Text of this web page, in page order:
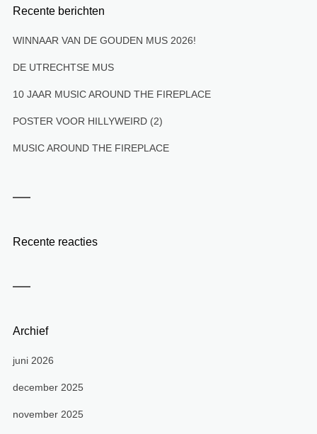
Recente berichten
WINNAAR VAN DE GOUDEN MUS 2026!
DE UTRECHTSE MUS
10 JAAR MUSIC AROUND THE FIREPLACE
POSTER VOOR HILLYWEIRD (2)
MUSIC AROUND THE FIREPLACE
Recente reacties
Archief
juni 2026
december 2025
november 2025